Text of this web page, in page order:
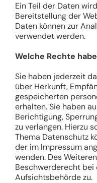
Ein Teil der Daten
Bereitstellung der
Daten können zur
verwendet werden.
Welche Rechte
Sie haben jederzeit
über Herkunft,
gespeicherten
erhalten. Sie haben
Berichtigung,
zu verlangen. Hierzu
Thema Datenschutz
der im Impressum
wenden. Des
Beschwerderecht bei
Aufsichtsbehörde zu.